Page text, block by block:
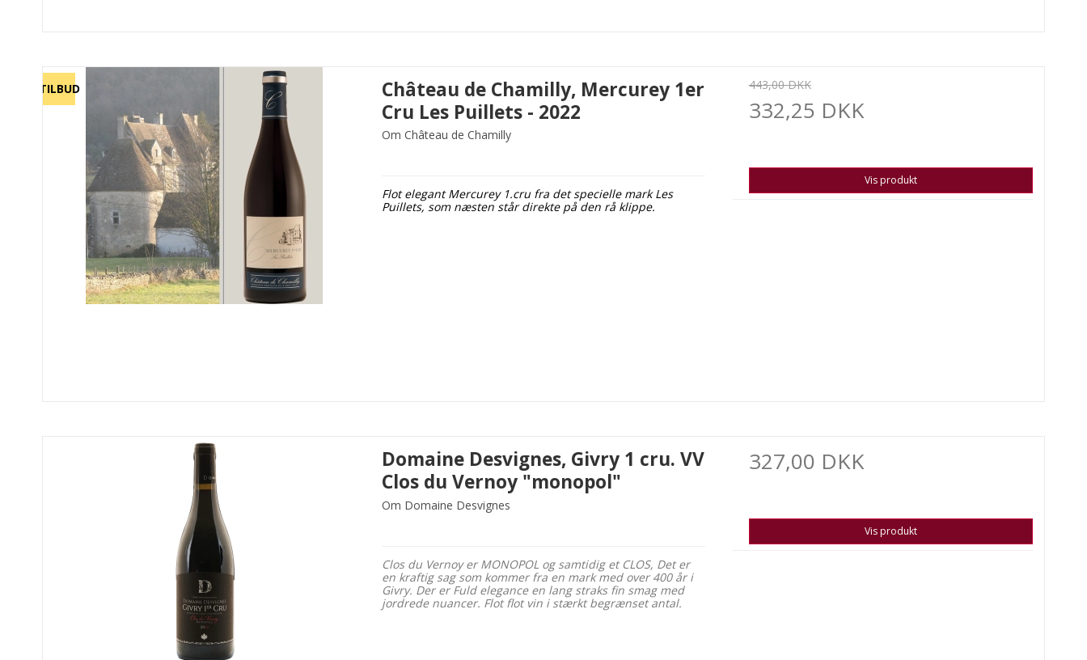
TILBUD
Château de Chamilly, Mercurey 1er
Cru Les Puillets - 2022
Om Château de Chamilly
Flot elegant Mercurey 1.cru fra det specielle mark Les
Puillets, som næsten står direkte på den rå klippe.
443,00 DKK
332,25 DKK
Vis produkt
Domaine Desvignes, Givry 1 cru. VV
Clos du Vernoy "monopol"
Om Domaine Desvignes
Clos du Vernoy er MONOPOL og samtidig et CLOS, Det er
en kraftig sag som kommer fra en mark med over 400 år i
Givry. Der er Fuld elegance en lang straks fin smag med
jordrede nuancer. Flot flot vin i stærkt begrænset antal.
327,00 DKK
Vis produkt